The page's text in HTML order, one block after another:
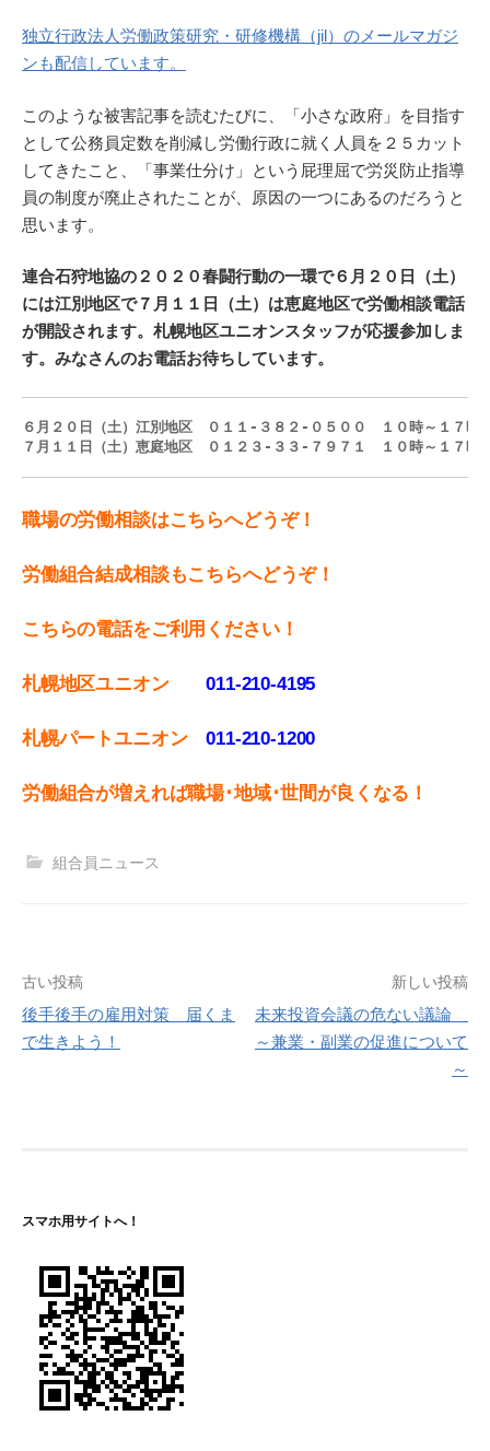
独立行政法人労働政策研究・研修機構（jil）のメールマガジ
ンも配信しています。
このような被害記事を読むたびに、「小さな政府」を目指す
として公務員定数を削減し労働行政に就く人員を２５カット
してきたこと、「事業仕分け」という屁理屈で労災防止指導
員の制度が廃止されたことが、原因の一つにあるのだろうと
思います。
連合石狩地協の２０２０春闘行動の一環で６月２０日（土）
には江別地区で７月１１日（土）は恵庭地区で労働相談電話
が開設されます。札幌地区ユニオンスタッフが応援参加しま
す。みなさんのお電話お待ちしています。
６月２０日（土）江別地区　０１１-３８２-０５００　１０時～１７
７月１１日（土）恵庭地区　０１２３‐３３‐７９７１　１０時～１７時
職場の労働相談はこちらへどうぞ！
労働組合結成相談もこちらへどうぞ！
こちらの電話をご利用ください！
札幌地区ユニオン011-210-4195
札幌パートユニオン011‐210-1200
労働組合が増えれば職場･地域･世間が良くなる！
組合員ニュース
投
稿
シ
ョ
ン
古い投稿
後手後手の雇用対策 届くま
で生きよう！
新しい投稿
未来投資会議の危ない議論
～兼業・副業の促進について
～
スマホ用サイトへ！